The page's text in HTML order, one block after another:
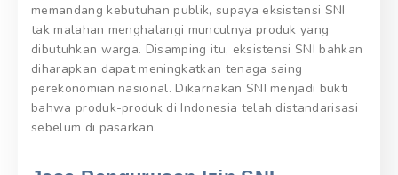
memandang kebutuhan publik, supaya eksistensi SNI
tak malahan menghalangi munculnya produk yang
dibutuhkan warga. Disamping itu, eksistensi SNI bahkan
diharapkan dapat meningkatkan tenaga saing
perekonomian nasional. Dikarnakan SNI menjadi bukti
bahwa produk-produk di Indonesia telah distandarisasi
sebelum di pasarkan.